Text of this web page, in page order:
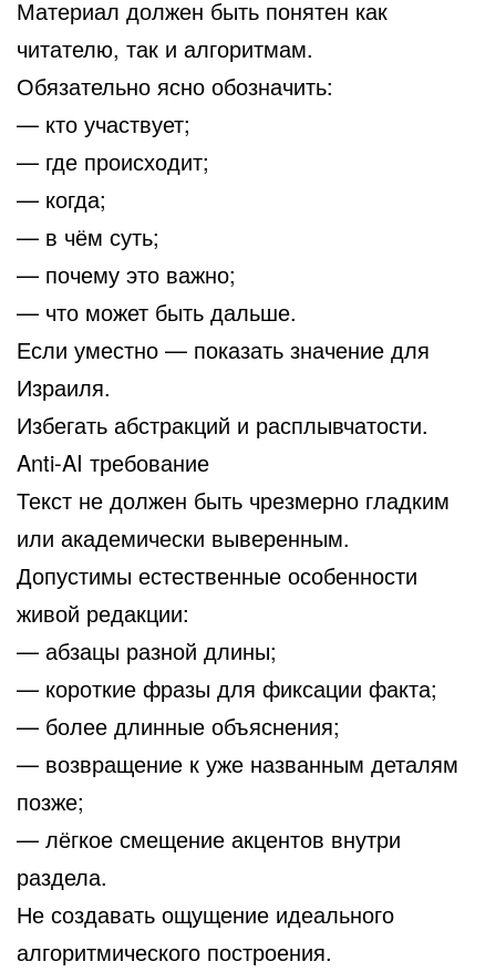
Материал должен быть понятен как
читателю, так и алгоритмам.
Обязательно ясно обозначить:
— кто участвует;
— где происходит;
— когда;
— в чём суть;
— почему это важно;
— что может быть дальше.
Если уместно — показать значение для
Израиля.
Избегать абстракций и расплывчатости.
Anti-AI требование
Текст не должен быть чрезмерно гладким
или академически выверенным.
Допустимы естественные особенности
живой редакции:
— абзацы разной длины;
— короткие фразы для фиксации факта;
— более длинные объяснения;
— возвращение к уже названным деталям
позже;
— лёгкое смещение акцентов внутри
раздела.
Не создавать ощущение идеального
алгоритмического построения.